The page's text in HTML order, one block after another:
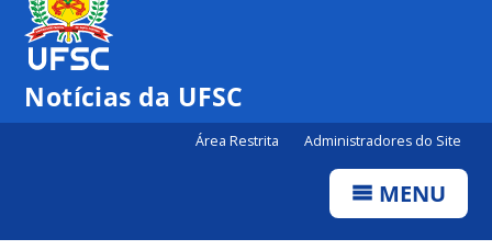
Notícias da UFSC
Área Restrita Administradores do Site
MENU